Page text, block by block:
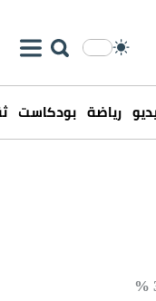
رياضة بودكاست